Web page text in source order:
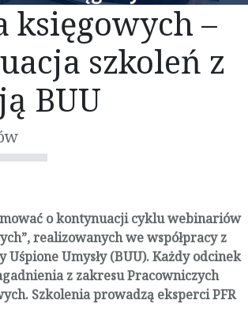
księgowych –
szkoleń z
BUU
o kontynuacji cyklu webinariów
realizowanych we współpracy z
Uśpione Umysły (BUU). Każdy odcinek
z zakresu Pracowniczych
Szkolenia prowadzą eksperci PFR